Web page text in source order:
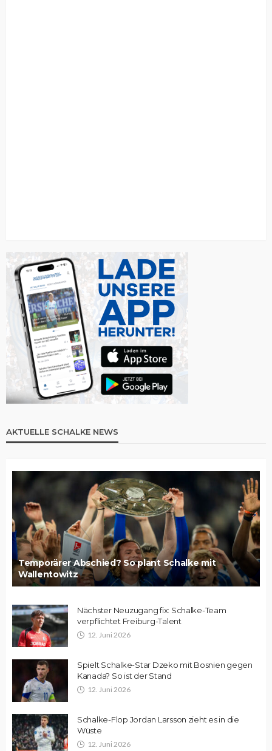
AKTUELLE SCHALKE NEWS
Temporärer Abschied? So plant Schalke mit
Wallentowitz
Nächster Neuzugang fix: Schalke-Team
verpflichtet Freiburg-Talent
12. Juni 2026
Spielt Schalke-Star Dzeko mit Bosnien gegen
Kanada? So ist der Stand
12. Juni 2026
Schalke-Flop Jordan Larsson zieht es in die
Wüste
12. Juni 2026